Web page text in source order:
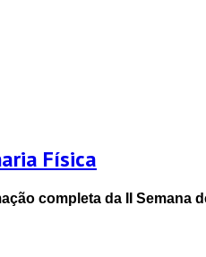
Física
completa da II Semana